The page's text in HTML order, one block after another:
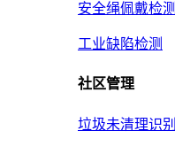
安全绳佩戴检测
工业缺陷检测
社区管理
垃圾未清理识别